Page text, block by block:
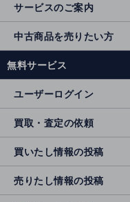
サービスのご案内
中古商品を売りたい方
無料サービス
ユーザーログイン
買取・査定の依頼
買いたし情報の投稿
売りたし情報の投稿